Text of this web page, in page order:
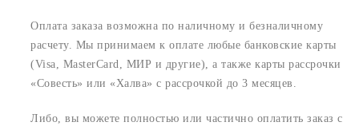
Оплата заказа возможна по наличному и безналичному
расчету. Мы принимаем к оплате любые банковские карты
(Visa, MasterCard, МИР и другие), а также карты рассрочки
«Совесть» или «Халва» с рассрочкой до 3 месяцев.
Либо, вы можете полностью или частично оплатить заказ с